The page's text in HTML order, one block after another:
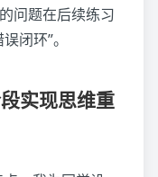
问题在后续练习
闭环”。
实现思维重